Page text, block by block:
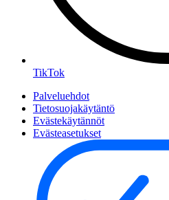
TikTok
Palveluehdot
Tietosuojakäytäntö
Evästekäytännöt
Evästeasetukset